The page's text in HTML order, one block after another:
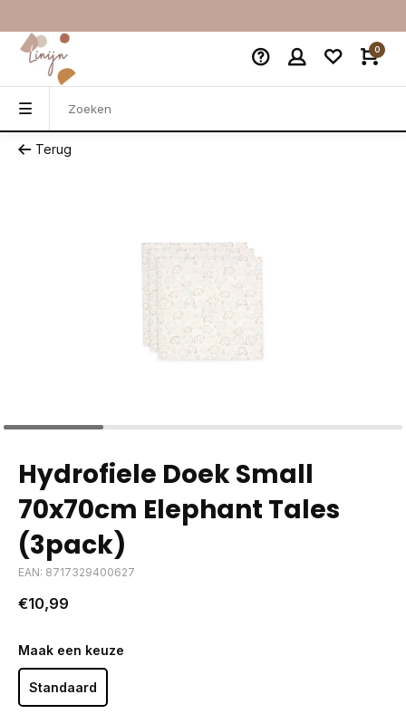
0
Terug
Hydrofiele Doek Small
70x70cm Elephant Tales
(3pack)
EAN: 8717329400627
€10,99
Maak een keuze
Standaard